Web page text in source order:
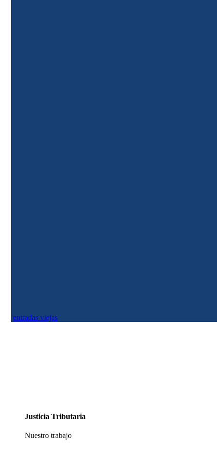
entradas viejas
Justicia Tributaria
Nuestro trabajo